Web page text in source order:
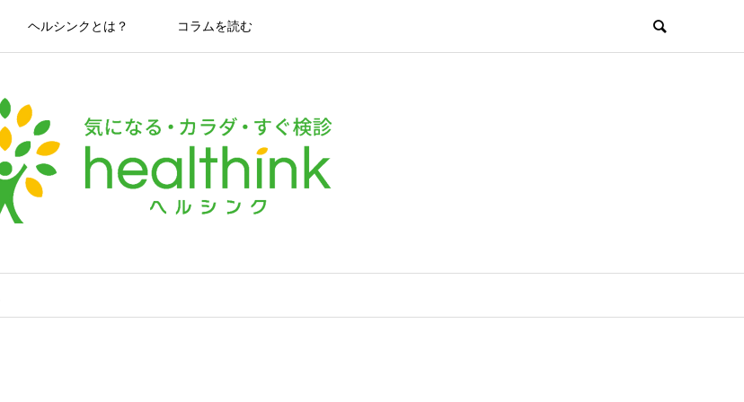
ヘルシンクとは？ コラムを読む